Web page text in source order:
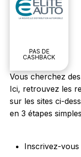
PAS DE
CASHBACK
Vous cherchez
Ici, retrouvez les
sur les sites ci-
en 3 étapes
Inscrivez-